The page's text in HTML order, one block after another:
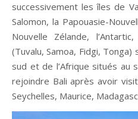
successivement les îles de
Salomon, la Papouasie-
Nouvelle Zélande,
(Tuvalu, Samoa, Fidgi, Tonga)
sud et de l’Afrique situés au
rejoindre Bali après avoir
Seychelles, Maurice,